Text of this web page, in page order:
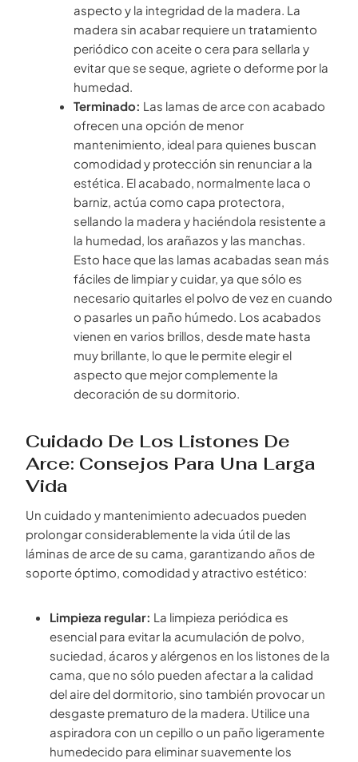
aspecto y la integridad de la madera. La
madera sin acabar requiere un tratamiento
periódico con aceite o cera para sellarla y
evitar que se seque, agriete o deforme por la
humedad.
Terminado: Las lamas de arce con acabado
ofrecen una opción de menor
mantenimiento, ideal para quienes buscan
comodidad y protección sin renunciar a la
estética. El acabado, normalmente laca o
barniz, actúa como capa protectora,
sellando la madera y haciéndola resistente a
la humedad, los arañazos y las manchas.
Esto hace que las lamas acabadas sean más
fáciles de limpiar y cuidar, ya que sólo es
necesario quitarles el polvo de vez en cuando
o pasarles un paño húmedo. Los acabados
vienen en varios brillos, desde mate hasta
muy brillante, lo que le permite elegir el
aspecto que mejor complemente la
decoración de su dormitorio.
Cuidado De Los Listones De
Arce: Consejos Para Una Larga
Vida
Un cuidado y mantenimiento adecuados pueden
prolongar considerablemente la vida útil de las
láminas de arce de su cama, garantizando años de
soporte óptimo, comodidad y atractivo estético:
Limpieza regular: La limpieza periódica es
esencial para evitar la acumulación de polvo,
suciedad, ácaros y alérgenos en los listones de la
cama, que no sólo pueden afectar a la calidad
del aire del dormitorio, sino también provocar un
desgaste prematuro de la madera. Utilice una
aspiradora con un cepillo o un paño ligeramente
humedecido para eliminar suavemente los